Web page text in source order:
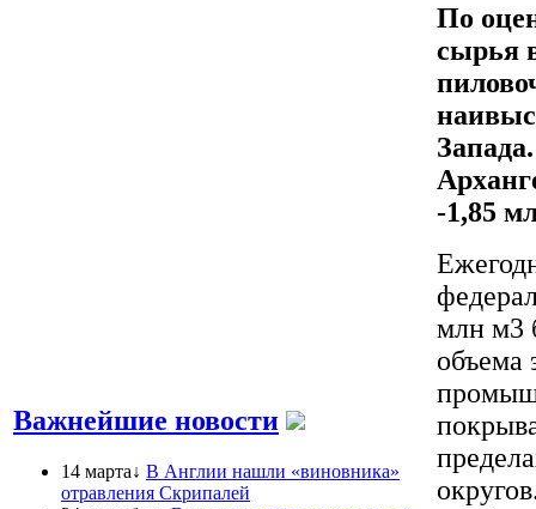
Важнейшие новости
14 марта↓ В Англии нашли «виновника»
отравления Скрипалей
По
сырья
-1,85
млн м3
объема